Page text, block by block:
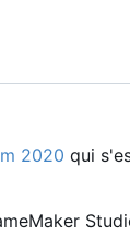
2020 qui